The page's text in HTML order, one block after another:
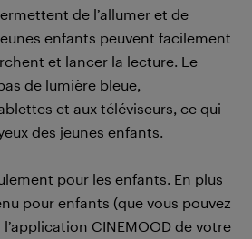
de l’allumer et de
enfants peuvent facilement
et lancer la lecture. Le
de lumière bleue,
et aux téléviseurs, ce qui
des jeunes enfants.
pour les enfants. En plus
pour enfants (que vous pouvez
CINEMOOD de votre